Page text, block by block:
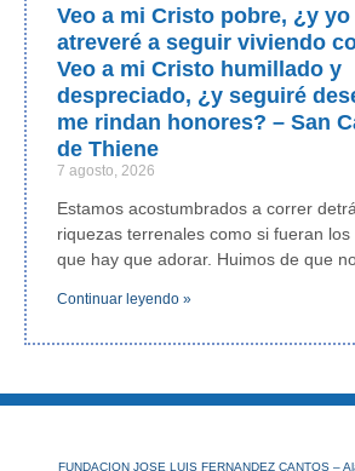
Veo a mi Cristo pobre, ¿y yo
atreveré a seguir viviendo
Veo a mi Cristo humillado y
despreciado, ¿y seguiré
me rindan honores? – San
de Thiene
7 agosto, 2026
Estamos acostumbrados a correr
riquezas terrenales como si fueran
que hay que adorar. Huimos de que
Continuar leyendo »
FUNDACION JOSE LUIS FERNANDEZ CANTOS –